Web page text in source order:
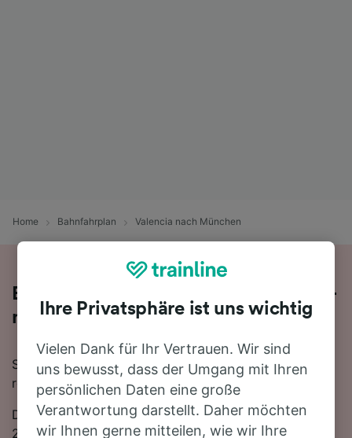
Home Bahnfahrplan Valencia nach München
Bequem von Valencia nach München -
nehmen Sie den Zug!
Sie wollen mit dem Zug von Valencia nach München
reisen? Dann sind Sie bei uns genau richtig!
Die Fahrtzeit beträgt mit der schnellsten Verbindung
25 Stunden 24 Minuten. Auf der 1356 km langen
Ihre Privatsphäre ist uns wichtig
Vielen Dank für Ihr Vertrauen. Wir sind
uns bewusst, dass der Umgang mit Ihren
persönlichen Daten eine große
Verantwortung darstellt. Daher möchten
wir Ihnen gerne mitteilen, wie wir Ihre